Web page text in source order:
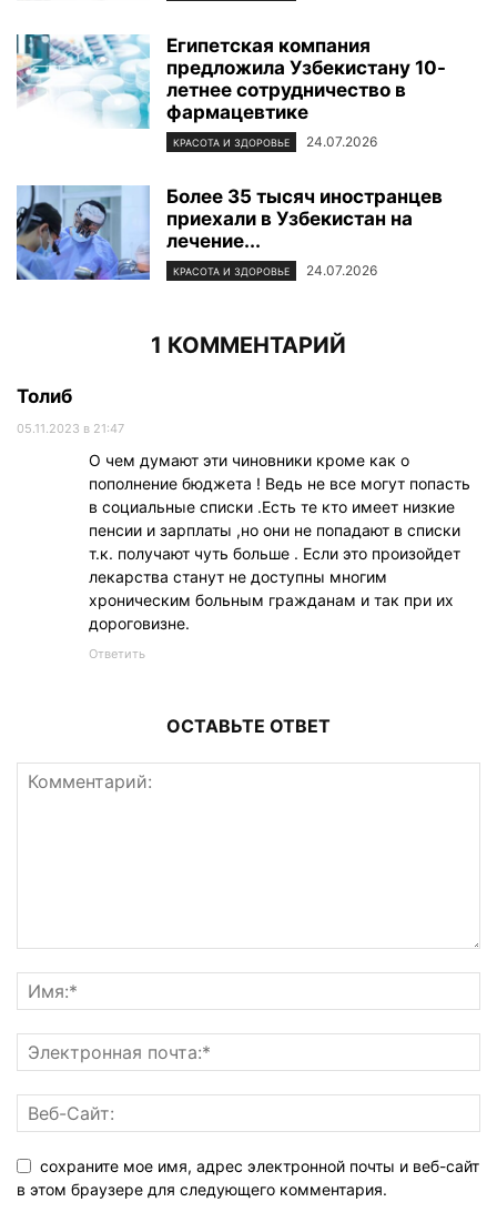
Египетская компания
предложила Узбекистану 10-
летнее сотрудничество в
фармацевтике
КРАСОТА И ЗДОРОВЬЕ 24.07.2026
Более 35 тысяч иностранцев
приехали в Узбекистан на
лечение...
КРАСОТА И ЗДОРОВЬЕ 24.07.2026
1 КОММЕНТАРИЙ
Толиб
05.11.2023 в 21:47
О чем думают эти чиновники кроме как о
пополнение бюджета ! Ведь не все могут попасть
в социальные списки .Есть те кто имеет низкие
пенсии и зарплаты ,но они не попадают в списки
т.к. получают чуть больше . Если это произойдет
лекарства станут не доступны многим
хроническим больным гражданам и так при их
дороговизне.
Ответить
ОСТАВЬТЕ ОТВЕТ
сохраните мое имя, адрес электронной почты и веб-сайт
в этом браузере для следующего комментария.